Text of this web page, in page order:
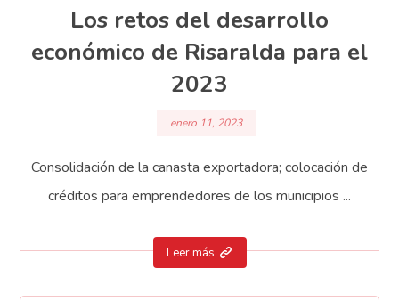
Los retos del desarrollo
económico de Risaralda para el
2023
enero 11, 2023
Consolidación de la canasta exportadora; colocación de
créditos para emprendedores de los municipios ...
Leer más